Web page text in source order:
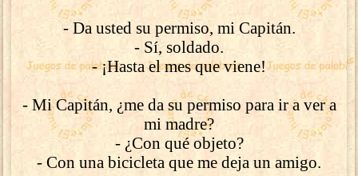
- Da usted su permiso, mi Capitán.
- Sí, soldado.
- ¡Hasta el mes que viene!
- Mi Capitán, ¿me da su permiso para ir a ver a
mi madre?
- ¿Con qué objeto?
- Con una bicicleta que me deja un amigo.